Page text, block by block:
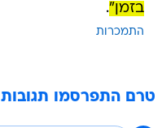
בזמן".
התמכרות
טרם התפרסמו תגובות